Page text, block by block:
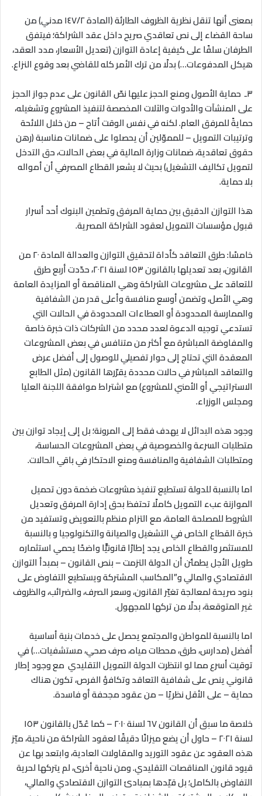
بمعنى أنها تنقل نظرية الظروف الطارئة (المادة ١٤٧/٢ مدني) من
ساحة القضاء إلى نص تعاقدي صريح داخل عقد الشراكة؛ فيتفق
الطرفان سلفًا على كيفية إعادة التوازن (تعديل الأسعار، مدد العقد،
هيكل المدفوعات…) بدلًا من ترك الأمر كله للقاضي بعد وقوع النزاع.
٣ـ حماية الأصول ومنع الحجز عليها نصّ القانون على عدم جواز الحجز
على المنشآت والأدوات والآلات المخصصة لتنفيذ المشروع وتشغيله،
حمايةً للمرفق العام. لكنه في نفس الوقت أتاح – من خلال اللائحة
وترتيبات التمويل – للمموّلين أن يحصلوا على ضمانات مناسبة (رهن
حقوق تعاقدية، ضمانات وزارة المالية في بعض الحالات، حق التدخل
لتمويل تكاليف التشغيل) بحيث لا يشعر القطاع المصرفي أن أمواله
بلا حماية.
هذا التوازن الدقيق بين حماية المرفق وتطمين البنوك أحد أسرار
قبول مؤسسات التمويل لعقود الشراكة المصرية.
خامسًا: طرق التعاقد كأداة لتحقيق التوازن والعدالة المادة ٢٠ من
القانون، بعد تعديلها بالقانون ١٥٣ لسنة ٢٠٢١، حدّدت أربع طرق
للتعاقد على مشروعات الشراكة وهي المناقصة أو المزايدة العامة
وهي الأصل، وتضمن أوسع منافسة وأعلى قدر من الشفافية
والممارسة المحدودة أو العطاءات المحدودة في الحالات التي
تستدعي توجيه الدعوة لعدد محدد من الشركات ذات خبرة خاصة
والمفاوضة المباشرة مع أكثر من متنافس في بعض المشروعات
المعقدة التي تحتاج إلى حوار تفصيلي للوصول إلى أفضل عرض
والتعاقد المباشر في حالات محددة يقرّرها القانون (مثل الطابع
الاستراتيجي أو الأمني للمشروع) مع اشتراط موافقة اللجنة العليا
ومجلس الوزراء.
وجود هذه البدائل لا يهدف فقط إلى المرونة؛ بل إلى إيجاد توازن بين
متطلبات السرعة والخصوصية في بعض المشروعات الحساسة،
ومتطلبات الشفافية والمنافسة ومنع الاحتكار في باقي الحالات.
امابالنسبة للدولة تستطيع تنفيذ مشروعات ضخمة دون تحميل
الموازنة عبء التمويل كاملًا تحتفظ بحق إدارة المرفق وتعديل
الشروط للمصلحة العامة، مع التزام منظم بالتعويض وتستفيد من
خبرة القطاع الخاص في التشغيل والصيانة والتكنولوجيا وبالنسبة
للمستثمر والقطاع الخاص يجد إطارًا قانونيًّا واضحًا يحمي استثماره
طويل الأجل يطمئن أن الدولة التزمت – بنص القانون – بمبدأ التوازن
الاقتصادي والمالي و”المكاسب المشتركة ويستطيع التفاوض على
بنود صريحة لمعالجة تغيّر القانون، وسعر الصرف، والضرائب، والظروف
غير المتوقعة، بدلًا من تركها للمجهول.
اما بالنسبة للمواطن والمجتمع يحصل على خدمات بنية أساسية
أفضل (مدارس، طرق، محطات مياه، صرف صحي، مستشفيات…) في
توقيت أسرع مما لو انتظرت الدولة التمويل التقليدي مع وجود إطار
قانوني ينص على شفافية التعاقد وتكافؤ الفرص، تكون هناك
حماية – على الأقل نظريًا – من عقود مجحفة أو فاسدة.
خلاصة ما سبق أن القانون ٦٧ لسنة ٢٠١٠ – كما عُدّل بالقانون ١٥٣
لسنة ٢٠٢١ – حاول أن يضع ميزانًا دقيقًا لعقود الشراكة من ناحية، ميّز
هذه العقود عن عقود التوريد والمقاولات العادية، وابتعد بها عن
قيود قانون المناقصات التقليدي.ومن ناحية أخرى، لم يتركها لحرية
التفاوض بالكامل؛ بل قيّدها بمبادئ التوازن الاقتصادي والمالي،